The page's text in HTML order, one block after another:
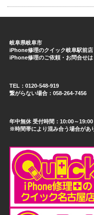
岐阜県岐阜市
iPhone修理のクイック岐阜駅前店
iPhone修理のご依頼・お問合せは
TEL：0120-548-919
繋がらない場合：058-264-7456
年中無休 受付時間：10:00～19:00
※時間帯により混み合う場合があ